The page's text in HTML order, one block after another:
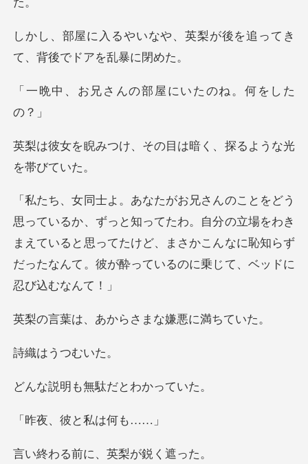
や、英梨が後を追ってき
て
んの部屋にいたの
、その目は暗く、探る
ってたわ。自分の立場をわき
まえていると思ってたけど、まさかこんなに恥知
あからさまな嫌
うつむ
も無駄だと
彼と私は
前に、英梨